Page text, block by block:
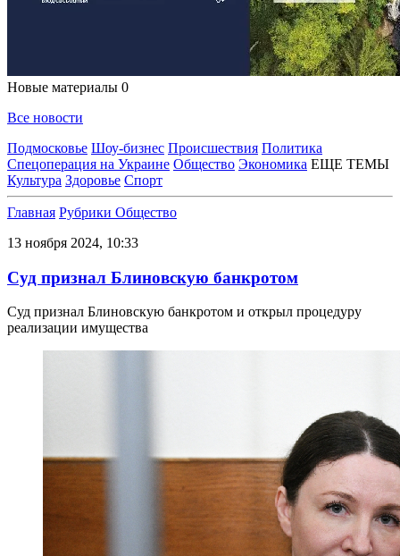
Новые материалы 0
Все новости
Подмосковье Шоу-бизнес Происшествия Политика
Спецоперация на Украине Общество Экономика ЕЩЕ ТЕМЫ
Культура Здоровье Спорт
Главная Рубрики Общество
13 ноября 2024, 10:33
Суд признал Блиновскую банкротом
Суд признал Блиновскую банкротом и открыл процедуру
реализации имущества